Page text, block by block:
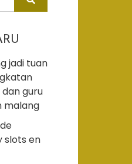
jadi tuan
guru
malang
slots en